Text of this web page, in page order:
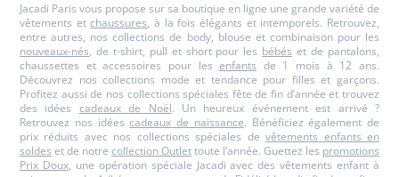
Jacadi Paris vous propose sur sa boutique en ligne une grande variété de
vêtements etchaussures, à la fois élégants et intemporels. Retrouvez,
entre autres, nos collections de body, blouse et combinaison pour les
nouveaux-nés, de t-shirt, pull et short pour les bébés et de pantalons,
chaussettes et accessoires pour lesenfants de 1 mois à 12 ans.
Découvrez nos collections mode et tendance pour filles et garçons.
Profitez aussi de nos collections spéciales fête de fin d’année et trouvez
des idées cadeaux de Noël. Un heureux événement est arrivé ?
Retrouvez nos idéescadeaux de naissance. Bénéficiez également de
prix réduits avec nos collections spéciales devêtements enfants en
soldes et de notre collection Outlettoute l’année. Guettez les promotions
Prix Doux, une opération spéciale Jacadi avec des vêtements enfant à